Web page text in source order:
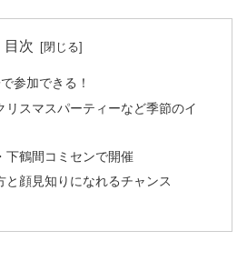
目次
参加できる！
リスマスパーティーなど季節のイ
下鶴間コミセンで開催
と顔見知りになれるチャンス